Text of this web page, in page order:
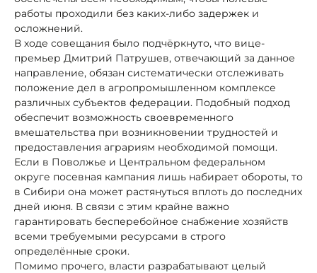
работы проходили без каких-либо задержек и
осложнений.
В ходе совещания было подчёркнуто, что вице-
премьер Дмитрий Патрушев, отвечающий за данное
направление, обязан систематически отслеживать
положение дел в агропромышленном комплексе
различных субъектов федерации. Подобный подход
обеспечит возможность своевременного
вмешательства при возникновении трудностей и
предоставления аграриям необходимой помощи.
Если в Поволжье и Центральном федеральном
округе посевная кампания лишь набирает обороты, то
в Сибири она может растянуться вплоть до последних
дней июня. В связи с этим крайне важно
гарантировать бесперебойное снабжение хозяйств
всеми требуемыми ресурсами в строго
определённые сроки.
Помимо прочего, власти разрабатывают целый